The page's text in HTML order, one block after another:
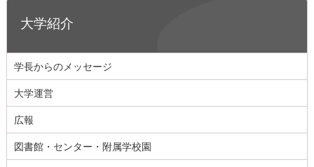
大学紹介
学長からのメッセージ
大学運営
広報
図書館・センター・附属学校園